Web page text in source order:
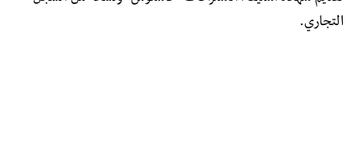
التجاري.